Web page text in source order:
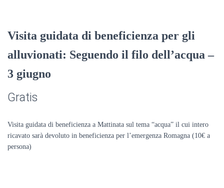
Visita guidata di beneficienza per gli
alluvionati: Seguendo il filo dell’acqua –
3 giugno
Gratis
Visita guidata di beneficienza a Mattinata sul tema “acqua” il cui intero
ricavato sarà devoluto in beneficienza per l’emergenza Romagna (10€ a
persona)